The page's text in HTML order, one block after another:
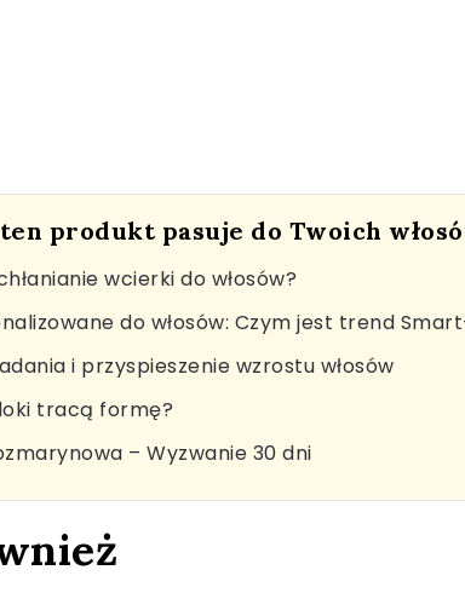
produkt pasuje do Twoich
wcierki do włosów?
do włosów: Czym jest trend
i przyspieszenie wzrostu włosów
tracą formę?
– Wyzwanie 30 dni